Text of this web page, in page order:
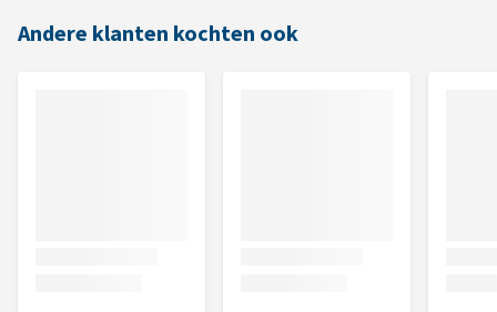
Andere klanten kochten ook